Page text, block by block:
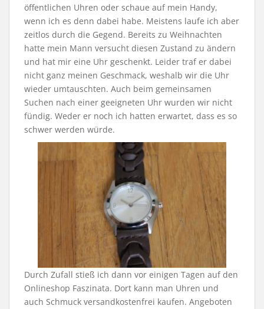
öffentlichen Uhren oder schaue auf mein Handy,
wenn ich es denn dabei habe. Meistens laufe ich aber
zeitlos durch die Gegend. Bereits zu Weihnachten
hatte mein Mann versucht diesen Zustand zu ändern
und hat mir eine Uhr geschenkt. Leider traf er dabei
nicht ganz meinen Geschmack, weshalb wir die Uhr
wieder umtauschten. Auch beim gemeinsamen
Suchen nach einer geeigneten Uhr wurden wir nicht
fündig. Weder er noch ich hatten erwartet, dass es so
schwer werden würde.
Durch Zufall stieß ich dann vor einigen Tagen auf den
Onlineshop Faszinata. Dort kann man Uhren und
auch Schmuck versandkostenfrei kaufen. Angeboten